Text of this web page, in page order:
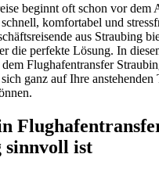
beginnt oft schon vor dem
komfortabel und
aus Straubing
die perfekte Lösung. In
Flughafentransfer
ganz auf Ihre anstehenden
sinnvoll ist